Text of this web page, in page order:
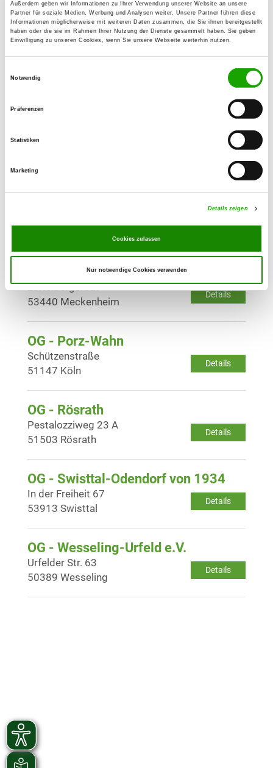
Außerdem geben wir Informationen zu Ihrer Verwendung unserer Website an unsere
Partner für soziale Medien, Werbung und Analysen weiter. Unsere Partner führen diese
Informationen möglicherweise mit weiteren Daten zusammen, die Sie ihnen bereitgestellt
haben oder die sie im Rahmen Ihrer Nutzung der Dienste gesammelt haben. Sie geben
Einwilligung zu unseren Cookies, wenn Sie unsere Webseite weiterhin nutzen.
Notwendig
Präferenzen
Statistiken
Marketing
Details zeigen
Cookies zulassen
Nur notwendige Cookies verwenden
Details
Ernst-Reuter-Str. 135
50354 Hürth-Gleuel
Details
Schallmauerweg
OG - Hürth-Hermülheim
Details
OG - Meckenheim u. Umgeb.
Details
Lüftelbergerstr.
53440 Meckenheim
OG - Porz-Wahn
Details
Schützenstraße
51147 Köln
OG - Rösrath
Details
Pestalozziweg 23 A
51503 Rösrath
OG - Swisttal-Odendorf von 1934
Details
In der Freiheit 67
53913 Swisttal
OG - Wesseling-Urfeld e.V.
Details
Urfelder Str. 63
50389 Wesseling